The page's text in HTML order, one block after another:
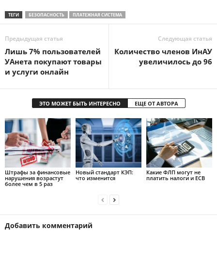
ТЕГИ БЕЗОПАСНОСТЬ ПЛАТЕЖНАЯ СИСТЕМА
Предыдущая статья
Лишь 7% пользователей
УАнета покупают товары
и услуги онлайн
Следующая статья
Количество членов ИнАУ
увеличилось до 96
ЭТО МОЖЕТ БЫТЬ ИНТЕРЕСНО ЕЩЕ ОТ АВТОРА
Штрафы за финансовые
нарушения возрастут
более чем в 5 раз
Новый стандарт КЭП:
что изменится
Какие ФЛП могут не
платить налоги и ЕСВ
Добавить комментарий